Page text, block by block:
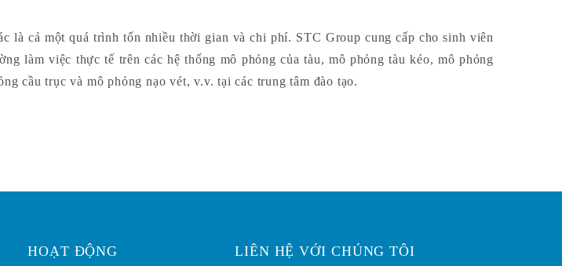
là cả một quá trình tốn nhiều thời gian và chi phí. STC Group cung cấp cho sinh viên
làm việc thực tế trên các hệ thống mô phỏng của tàu, mô phỏng tàu kéo, mô phỏng
cầu trục và mô phỏng nạo vét, v.v. tại các trung tâm đào tạo.
HOẠT ĐỘNG LIÊN HỆ VỚI CHÚNG TÔI